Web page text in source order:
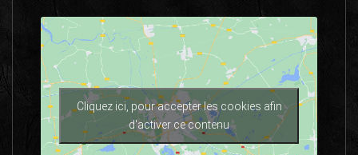
Cliquez ici, pour accepter les cookies afin
d'activer ce contenu